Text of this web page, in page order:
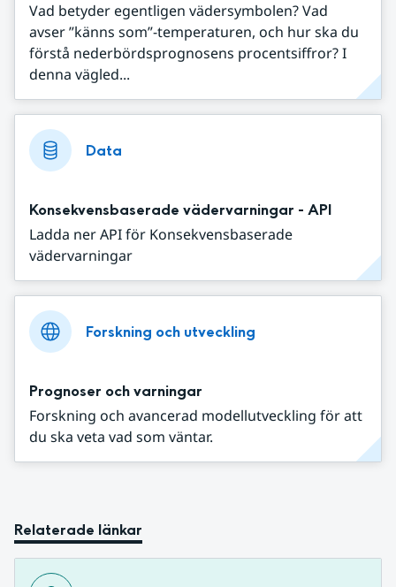
Vad betyder egentligen vädersymbolen? Vad
avser ”känns som”-temperaturen, och hur ska du
förstå nederbördsprognosens procentsiffror? I
denna vägled...
Data
Konsekvensbaserade vädervarningar - API
Ladda ner API för Konsekvensbaserade
vädervarningar
Forskning och utveckling
Prognoser och varningar
Forskning och avancerad modellutveckling för att
du ska veta vad som väntar.
Relaterade länkar